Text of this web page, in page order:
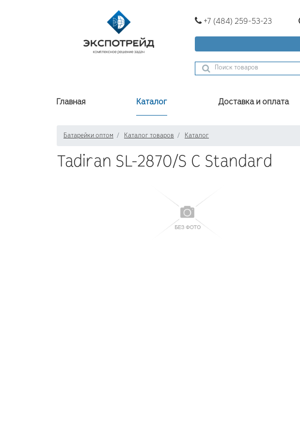
+7 (484) 259-53-23
Главная Каталог Доставка и оплата
Батарейки оптом Каталог товаров Каталог
Tadiran SL-2870/S C Standard